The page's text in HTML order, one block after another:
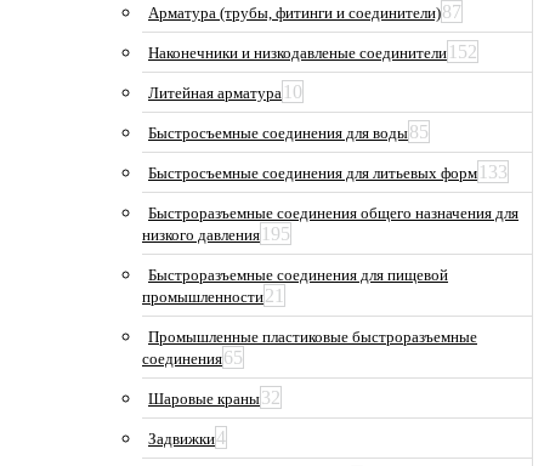
Арматура (трубы, фитинги и соединители)87
Наконечники и низкодавленые соединители 152
Литейная арматура 10
Быстросъемные соединения для воды85
Быстросъемные соединения для литьевых форм 133
Быстроразъемные соединения общего назначения для
низкого давления 195
Быстроразъемные соединения для пищевой
промышленности21
Промышленные пластиковые быстроразъемные
соединения65
Шаровые краны32
Задвижки4